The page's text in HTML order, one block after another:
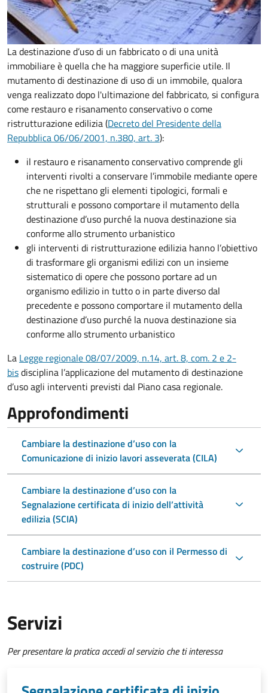
La destinazione d’uso di un fabbricato o di una unità
immobiliare è quella che ha maggiore superficie utile. Il
mutamento di destinazione di uso di un immobile, qualora
venga realizzato dopo l'ultimazione del fabbricato, si configura
come restauro e risanamento conservativo o come
ristrutturazione edilizia(Decreto del Presidente della
Repubblica 06/06/2001, n.380, art. 3):
il restauro e risanamento conservativo comprende gli
interventi rivolti a conservare l’immobile mediante opere
che ne rispettano gli elementi tipologici, formali e
strutturali e possono comportare il mutamento della
destinazione d’uso purché la nuova destinazione sia
conforme allo strumento urbanistico
gli interventi di ristrutturazione edilizia hanno l’obiettivo
di trasformare gli organismi edilizi con un insieme
sistematico di opere che possono portare ad un
organismo edilizio in tutto o in parte diverso dal
precedente e possono comportare il mutamento della
destinazione d’uso purché la nuova destinazione sia
conforme allo strumento urbanistico
La Legge regionale 08/07/2009, n.14, art. 8, com. 2 e 2-
bisdisciplina l’applicazione del mutamento di destinazione
d’uso agli interventi previsti dal Piano casa regionale.
Approfondimenti
Cambiare la destinazione d’uso con la
Comunicazione di inizio lavori asseverata (CILA)
Cambiare la destinazione d’uso con la
Segnalazione certificata di inizio dell’attività
edilizia (SCIA)
Cambiare la destinazione d’uso con il Permesso di
costruire (PDC)
Servizi
Per presentare la pratica accedi al servizio che ti interessa